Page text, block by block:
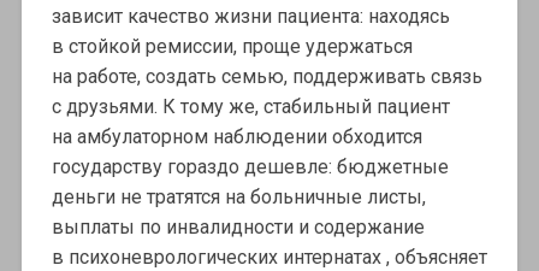
зависит качество жизни пациента: находясь
в стойкой ремиссии, проще удержаться
на работе, создать семью, поддерживать связь
с друзьями. К тому же, стабильный пациент
на амбулаторном наблюдении обходится
государству гораздо дешевле: бюджетные
деньги не тратятся на больничные листы,
выплаты по инвалидности и содержание
в психоневрологических интернатах , объясняет